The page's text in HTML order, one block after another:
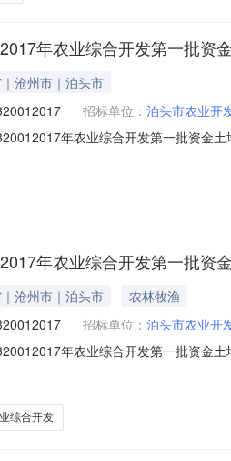
年农业综合开发第一批资
沧州市｜泊头市
招标单位： 泊头市农业开
年农业综合开发第一批资金
定县天诚水电工程有限责任公司、河
年农业综合开发第一批资
沧州市｜泊头市
农林牧渔
招标单位： 泊头市农业开
年农业综合开发第一批资金
发第一批资金土地治理项目建设地点
综合开发